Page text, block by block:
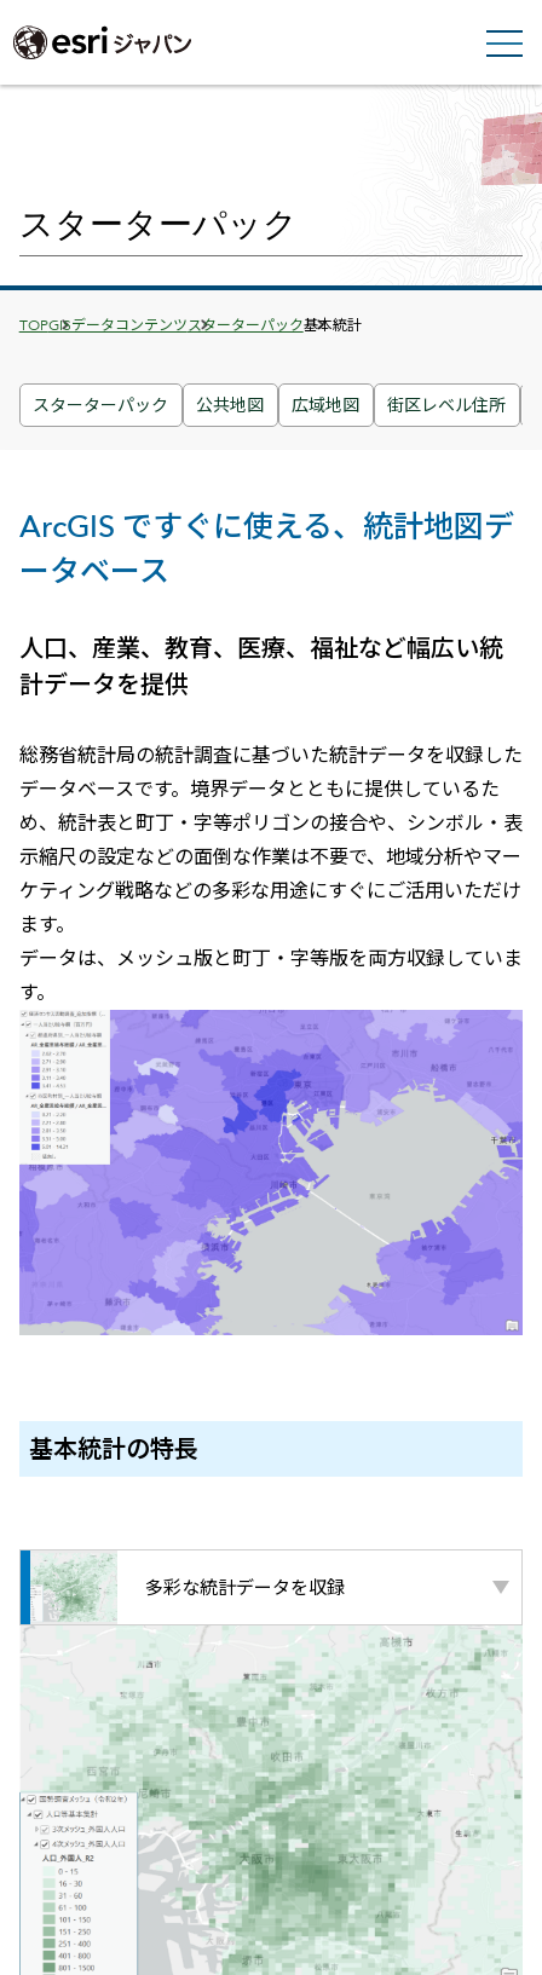
スターターパック 公共地図 広域地図 街区レベル住所
スターターパック
Breadcrumbs
TOPGISデータコンテンツスターターパック基本統計
ArcGIS ですぐに使える、統計地図デ
ータベース
人口、産業、教育、医療、福祉など幅広い統
計データを提供
総務省統計局の統計調査に基づいた統計データを収録した
データベースです。境界データとともに提供しているた
め、統計表と町丁・字等ポリゴンの接合や、シンボル・表
示縮尺の設定などの面倒な作業は不要で、地域分析やマー
ケティング戦略などの多彩な用途にすぐにご活用いただけ
ます。
データは、メッシュ版と町丁・字等版を両方収録していま
す。
基本統計の特長
多彩な統計データを収録